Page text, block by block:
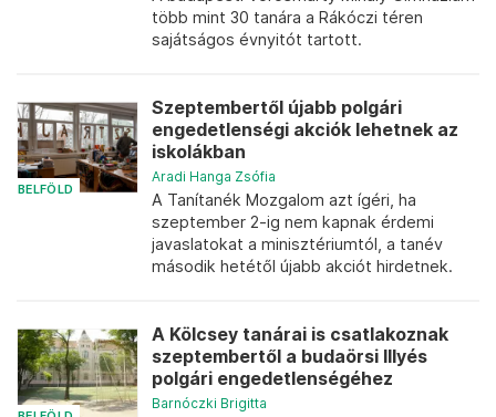
több mint 30 tanára a Rákóczi téren
sajátságos évnyitót tartott.
BELFÖLD
Szeptembertől újabb polgári
engedetlenségi akciók lehetnek az
iskolákban
Aradi Hanga Zsófia
A Tanítanék Mozgalom azt ígéri, ha
szeptember 2-ig nem kapnak érdemi
javaslatokat a minisztériumtól, a tanév
második hetétől újabb akciót hirdetnek.
A Kölcsey tanárai is csatlakoznak
szeptembertől a budaörsi Illyés
polgári engedetlenségéhez
Barnóczki Brigitta